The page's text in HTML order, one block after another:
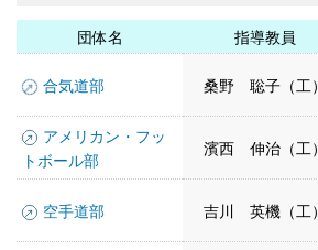
団体名 指導教員
合気道部 桑野 聡子（工）
アメリカン・フッ
トボール部
濱西 伸治（工）
空手道部 吉川 英機（工）